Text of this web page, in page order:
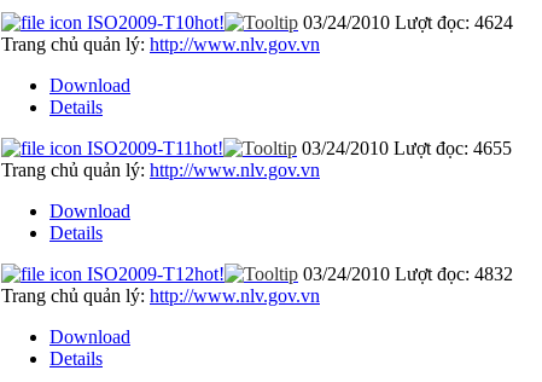
ISO2009-T10hot! 03/24/2010 Lượt đọc: 4624
Trang chủ quản lý: http://www.nlv.gov.vn
Download
Details
ISO2009-T11hot! 03/24/2010 Lượt đọc: 4655
Trang chủ quản lý: http://www.nlv.gov.vn
Download
Details
ISO2009-T12hot! 03/24/2010 Lượt đọc: 4832
Trang chủ quản lý: http://www.nlv.gov.vn
Download
Details